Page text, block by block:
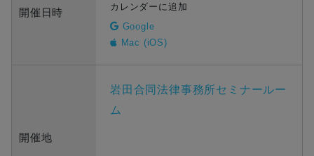
開催日時
カレンダーに追加
Google
Mac (iOS)
開催地
岩田合同法律事務所セミナールー
ム